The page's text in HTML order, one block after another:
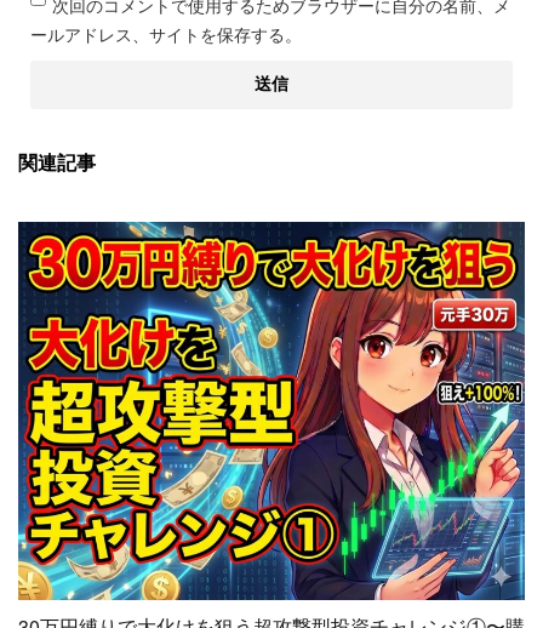
次回のコメントで使用するためブラウザーに自分の名前、メ
ールアドレス、サイトを保存する。
関連記事